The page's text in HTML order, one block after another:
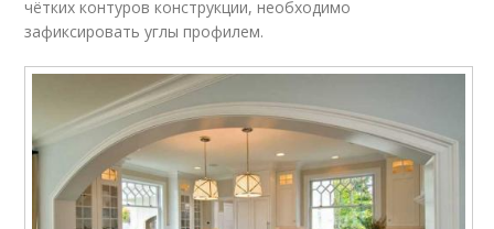
чётких контуров конструкции, необходимо
зафиксировать углы профилем.